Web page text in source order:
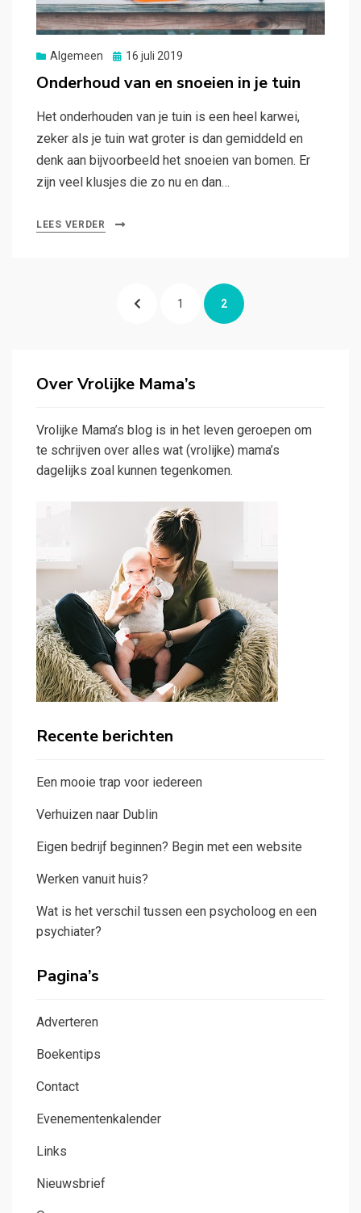
Algemeen
Posted
16 juli 2019
Onderhoud van en snoeien in je tuin
Het onderhouden van je tuin is een heel karwei,
zeker als je tuin wat groter is dan gemiddeld en
denk aan bijvoorbeeld het snoeien van bomen. Er
zijn veel klusjes die zo nu en dan…
LEES VERDER
VOLGENDEPAGINA
1 PAGINA
2
Over Vrolijke Mama’s
Vrolijke Mama’s blog is in het leven geroepen om
te schrijven over alles wat (vrolijke) mama’s
dagelijks zoal kunnen tegenkomen.
Recente berichten
Een mooie trap voor iedereen
Verhuizen naar Dublin
Eigen bedrijf beginnen? Begin met een website
Werken vanuit huis?
Wat is het verschil tussen een psycholoog en een
psychiater?
Pagina’s
Adverteren
Boekentips
Contact
Evenementenkalender
Links
Nieuwsbrief